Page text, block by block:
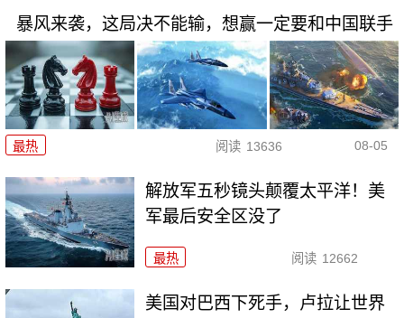
暴风来袭，这局决不能输，想赢一定要和中国联手
最热 阅读 13636 08-05
解放军五秒镜头颠覆太平洋！美
军最后安全区没了
最热 阅读 12662
美国对巴西下死手，卢拉让世界